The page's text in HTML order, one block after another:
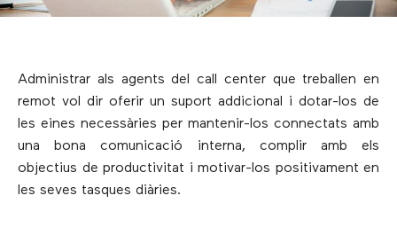
Administrar als agents del call center que treballen en
remot vol dir oferir un suport addicional i dotar-los de
les eines necessàries per mantenir-los connectats amb
una bona comunicació interna, complir amb els
objectius de productivitat i motivar-los positivament en
les seves tasques diàries.